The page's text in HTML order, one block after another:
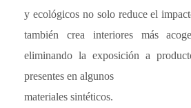
y ecológicos no solo reduce el
también crea interiores más
eliminando la exposición a
presentes en algunos
materiales sintéticos.